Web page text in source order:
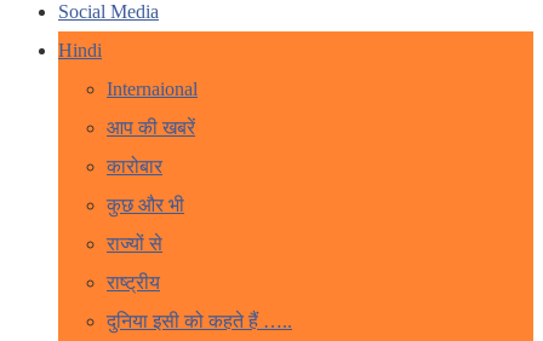
Social Media
Hindi
Internaional
आप की खबरें
कारोबार
कुछ और भी
राज्यों से
राष्ट्रीय
दुनिया इसी को कहते हैं …..